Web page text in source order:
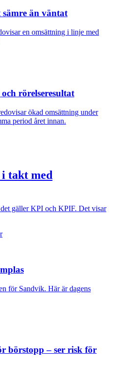
än väntat
en omsättning i linje med
rörelseresultat
ökad omsättning under
period året innan.
takt med
gäller KPI och KPIF. Det visar
för Sandvik. Här är dagens
börstopp – ser risk för